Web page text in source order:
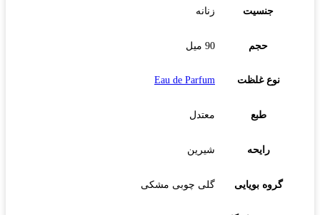
جنسیت زنانه
حجم 90 میل
نوع غلظت Eau de Parfum
طبع معتدل
رایحه شیرین
گروه بویایی گلی چوبی مشکی